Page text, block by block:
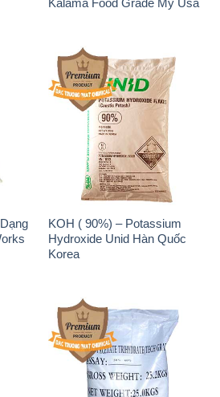
Sodium Acetate – Natri
Acetate Trung Quốc China
Sodium Bicarbonate – Bicar
NaHCO3 Food Grade 3 Chữ
GGG Bao Jumbo ( Bành )
Trung Quốc China